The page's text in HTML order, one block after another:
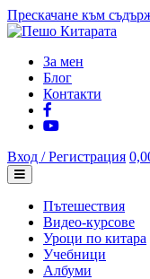
Прескачане към
За мен
Блог
Контакти
Вход / Регистрация
Пътешествия
Видео-курсове
Уроци по китара
Учебници
Албуми